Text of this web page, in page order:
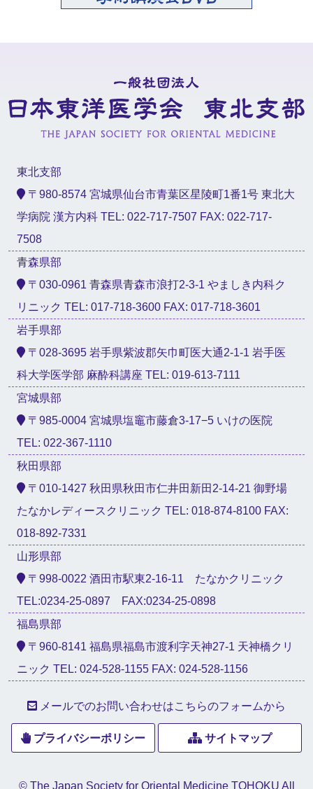
東北支部
〒980-8574 宮城県仙台市青葉区星陵町1番1号 東北大
学病院 漢方内科 TEL: 022-717-7507 FAX: 022-717-
7508
青森県部
〒030-0961 青森県青森市浪打2-3-1 やましき内科ク
リニック TEL: 017-718-3600 FAX: 017-718-3601
岩手県部
〒028-3695 岩手県紫波郡矢巾町医大通2-1-1 岩手医
科大学医学部 麻酔科講座 TEL: 019-613-7111
宮城県部
〒985-0004 宮城県塩竈市藤倉3-17−5 いけの医院
TEL: 022-367-1110
秋田県部
〒010-1427 秋田県秋田市仁井田新田2-14-21 御野場
たなかレディースクリニック TEL: 018-874-8100 FAX:
018-892-7331
山形県部
〒998-0022 酒田市駅東2-16-11 たなかクリニック
TEL:0234-25-0897 FAX:0234-25-0898
福島県部
〒960-8141 福島県福島市渡利字天神27-1 天神橋クリ
ニック TEL: 024-528-1155 FAX: 024-528-1156
メールでのお問い合わせはこちらのフォームから
プライバシーポリシー サイトマップ
© The Japan Society for Oriental Medicine TOHOKU All